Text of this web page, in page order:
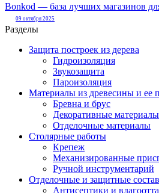
Bonkod — база лучших магазинов
09 октября 2025
Разделы
Защита построек из дерева
Гидроизоляция
Звукозащита
Пароизоляция
Материалы из древесины и ее
Бревна и брус
Декоративные материалы
Отделочные материалы
Столярные работы
Крепеж
Механизированные
Ручной инструментарий
Отделочные и защитные
Антисептики и